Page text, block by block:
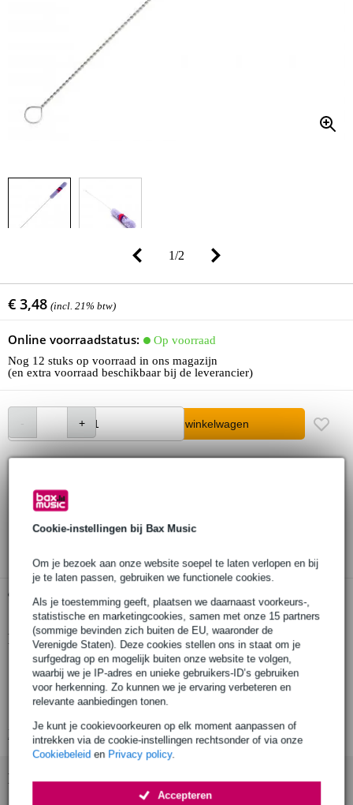
Cookie-instellingen bij Bax Music
Om je bezoek aan onze website soepel te laten verlopen en bij
je te laten passen, gebruiken we functionele cookies.
Als je toestemming geeft, plaatsen we daarnaast voorkeurs-,
statistische en marketingcookies, samen met onze 15 partners
(sommige bevinden zich buiten de EU, waaronder de
Verenigde Staten). Deze cookies stellen ons in staat om je
surfgedrag op en mogelijk buiten onze website te volgen,
waarbij we je IP-adres en unieke gebruikers-ID’s gebruiken
voor herkenning. Zo kunnen we je ervaring verbeteren en
relevante aanbiedingen tonen.
Je kunt je cookievoorkeuren op elk moment aanpassen of
intrekken via de cookie-instellingen rechtsonder of via onze
Cookiebeleid en Privacy policy.
Accepteren
1/2
€ 3,48 (incl. 21% btw)
Online voorraadstatus:
Op voorraad
Nog 12 stuks op voorraad in ons magazijn
(en extra voorraad beschikbaar bij de leverancier)
In winkelwagen
30 dagen 'niet goed geld terug' garantie
3 jaar Bax Music garantie
Gratis ophalen in de winkel
Productinformatie
blokfluit-wisser voor zowel houten als kunststof blokfluiten
geeft geen krassen of beschadigingen
verwijdert vocht en vuil
Bekijk alle productspecificaties
Bekijk ook eens (1)